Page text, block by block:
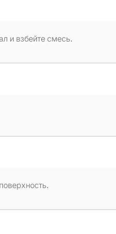
и взбейте смесь.